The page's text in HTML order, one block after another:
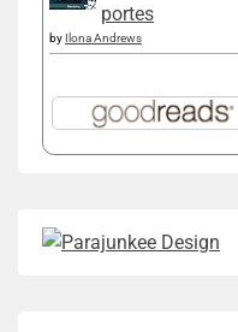
portes
by Ilona Andrews